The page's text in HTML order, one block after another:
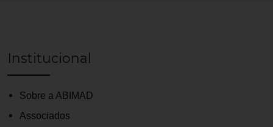
Institucional
Sobre a ABIMAD
Associados